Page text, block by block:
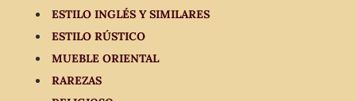
ESTILO INGLÉS Y SIMILARES
ESTILO RÚSTICO
MUEBLE ORIENTAL
RAREZAS